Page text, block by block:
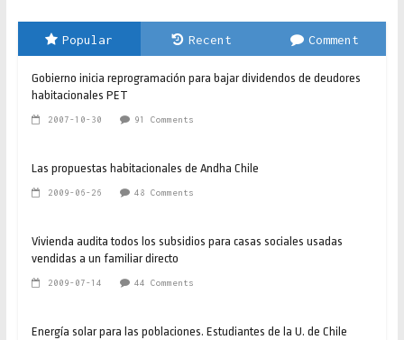
Popular Recent Comment
Gobierno inicia reprogramación para bajar dividendos de deudores
habitacionales PET
2007-10-30 91 Comments
Las propuestas habitacionales de Andha Chile
2009-06-26 48 Comments
Vivienda audita todos los subsidios para casas sociales usadas
vendidas a un familiar directo
2009-07-14 44 Comments
Energía solar para las poblaciones. Estudiantes de la U. de Chile